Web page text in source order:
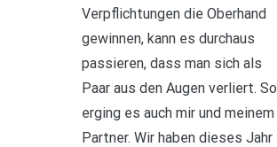
Verpflichtungen die Oberhand
gewinnen, kann es durchaus
passieren, dass man sich als
Paar aus den Augen verliert. So
erging es auch mir und meinem
Partner. Wir haben dieses Jahr